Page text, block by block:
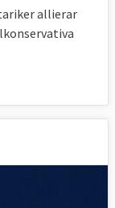
allierar